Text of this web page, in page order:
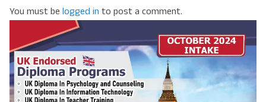
You must be logged in to post a comment.